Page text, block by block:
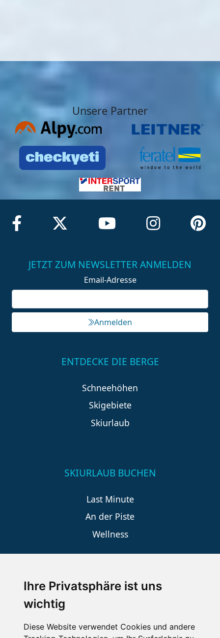
Ihre Privatsphäre ist uns
wichtig
Diese Website verwendet Cookies und andere
Unsere Partner
JETZT ZUM NEWSLETTER ANMELDEN
Email-Adresse
Anmelden
ENTDECKE DIE BERGE
Schneehöhen
Skigebiete
Skiurlaub
SKIURLAUB BUCHEN
Last Minute
An der Piste
Wellness
SCHNEEHÖHEN SKI APP
Die Schneehoehen Ski APP für iOS und Android - Ein